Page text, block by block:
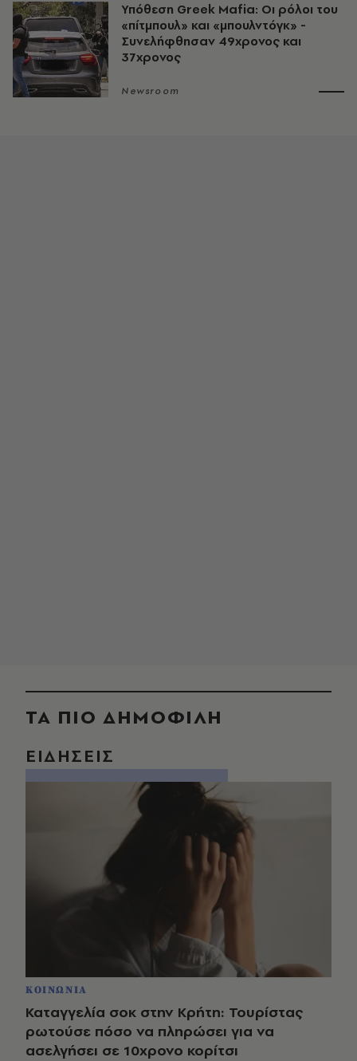
Υπόθεση Greek Mafia: Οι ρόλοι του
«πίτμπουλ» και «μπουλντόγκ» -
Συνελήφθησαν 49χρονος και
37χρονος
Newsroom
ΤΑ ΠΙΟ ΔΗΜΟΦΙΛΗ
ΕΙΔΗΣΕΙΣ
ΚΟΙΝΩΝΙΑ
Καταγγελία σοκ στην Κρήτη: Τουρίστας
ρωτούσε πόσο να πληρώσει για να
ασελγήσει σε 10χρονο κορίτσι